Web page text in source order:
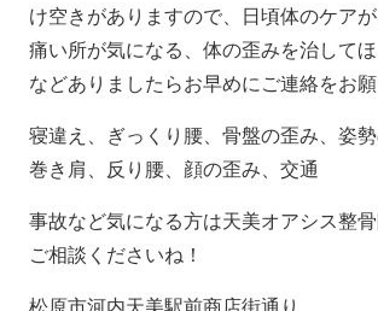
け空きがありますので、日頃体のケアが
痛い所が気になる、体の歪みを治して
などありましたらお早めにご連絡をお願
寝違え、ぎっくり腰、骨盤の歪み、姿勢
巻き肩、反り腰、顔の歪み、交通
事故など気になる方は天美オアシス整
ご相談くださいね！
松原市河内天美駅前商店街通り